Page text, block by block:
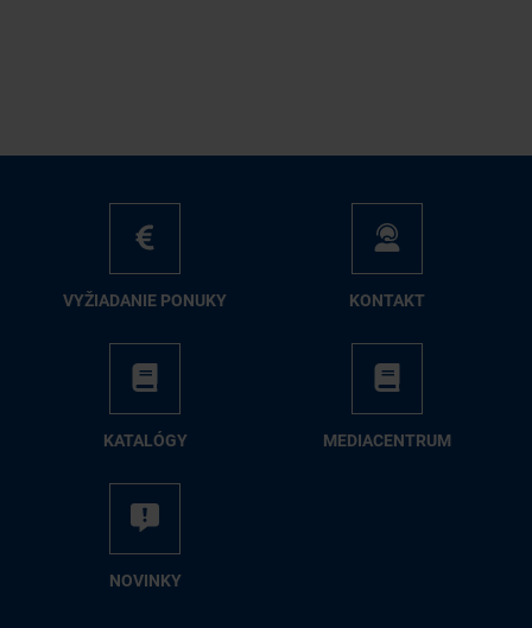
VY­ŽIA­DA­NIE PO­NU­KY KON­TAKT
KA­TA­LÓ­GY ME­DIA­CEN­TRUM
NO­VIN­KY